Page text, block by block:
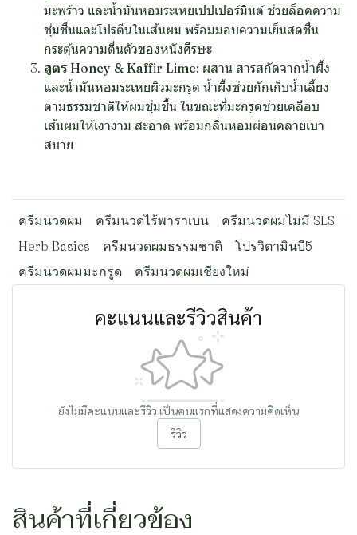
มะพร้าว และน้ำมันหอมระเหยเปปเปอร์มินต์ ช่วยล็อคความ
ชุ่มชื้นและโปรตีนในเส้นผม พร้อมมอบความเย็นสดชื่น
กระตุ้นความตื่นตัวของหนังศีรษะ
สูตร Honey & Kaffir Lime: ผสาน สารสกัดจากน้ำผึ้ง
และน้ำมันหอมระเหยผิวมะกรูด น้ำผึ้งช่วยกักเก็บน้ำเลี้ยง
ตามธรรมชาติให้ผมชุ่มชื้น ในขณะที่มะกรูดช่วยเคลือบ
เส้นผมให้เงางาม สะอาด พร้อมกลิ่นหอมผ่อนคลายเบา
สบาย
ครีมนวดผม ครีมนวดไร้พาราเบน
ครีมนวดผมไม่มี SLS
Herb Basics
ครีมนวดผมธรรมชาติ
โปรวิตามินบี5
ครีมนวดผมมะกรูด
ครีมนวดผมเชียงใหม่
คะแนนและรีวิวสินค้า
ยังไม่มีคะแนนและรีวิว เป็นคนแรกที่แสดงความคิดเห็น
รีวิว
สินค้าที่เกี่ยวข้อง